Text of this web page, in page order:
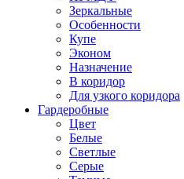
Зеркальные
Особенности
Купе
Эконом
Назначение
В коридор
Для узкого коридора
Гардеробные
Цвет
Белые
Светлые
Серые